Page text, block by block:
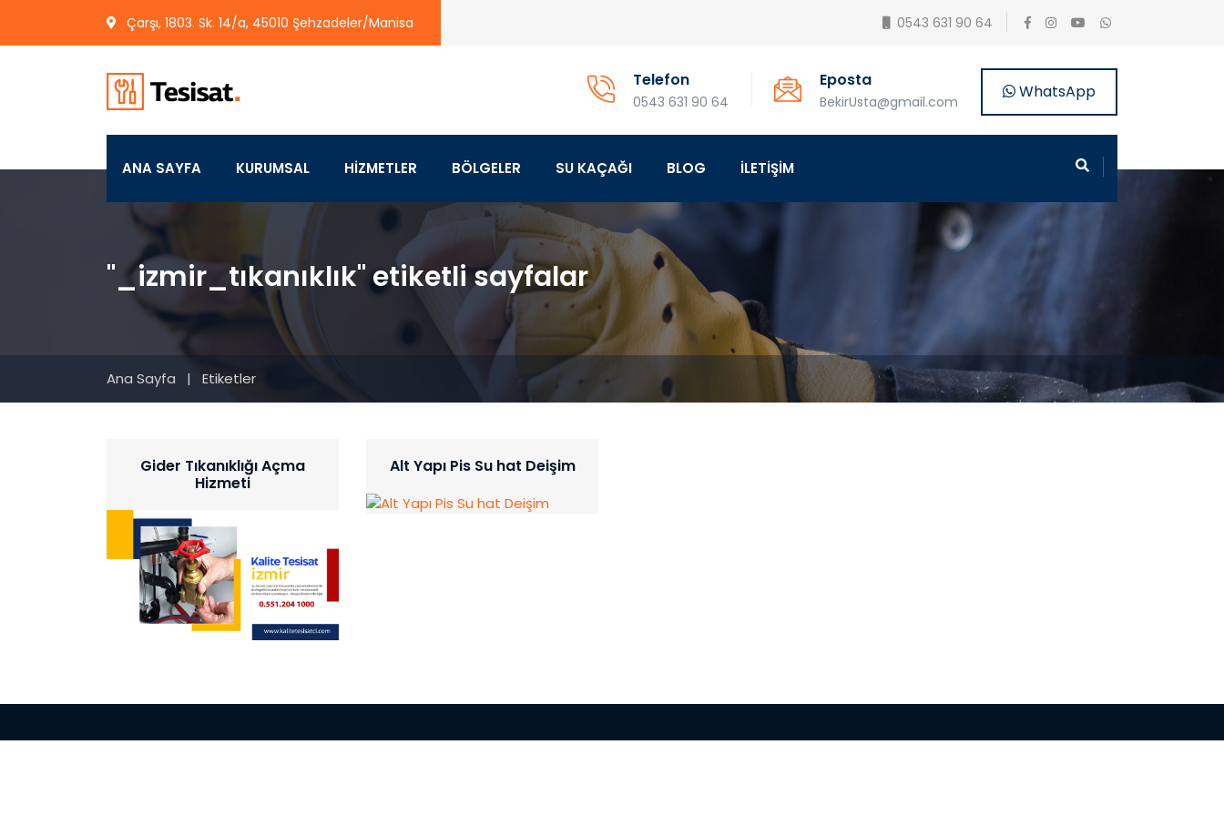
Çarşı, 1803. Sk. 14/a, 45010 Şehzadeler/Manisa 0543 631 90 64
Telefon
0543 631 90 64
Eposta
BekirUsta@gmail.com
WhatsApp
ANA SAYFA KURUMSAL HİZMETLER BÖLGELER SU KAÇAĞI BLOG İLETİŞİM
"_izmir_tıkanıklık" etiketli sayfalar
Ana Sayfa | Etiketler
Gider Tıkanıklığı Açma
Hizmeti
Alt Yapı Pis Su hat Deişim